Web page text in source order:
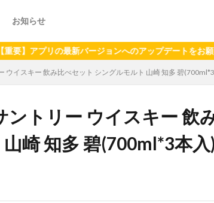
お知らせ
リの最新バージョンへのアップデートをお願いいた
ウイスキー 飲み比べセット シングルモルト 山崎 知多 碧
ントリー ウイスキー 飲
崎 知多 碧(700ml*3本入)